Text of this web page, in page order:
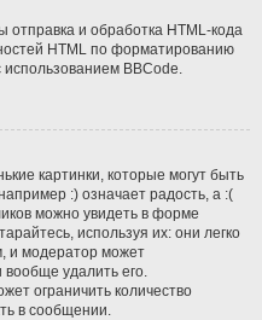
и обработка HTML-кода
HTML по форматированию
BBCode.
картинки, которые могут быть
:) означает радость, а :(
можно увидеть в форме
используя их: они легко
и модератор может
удалить его.
ограничить количество
в сообщении.